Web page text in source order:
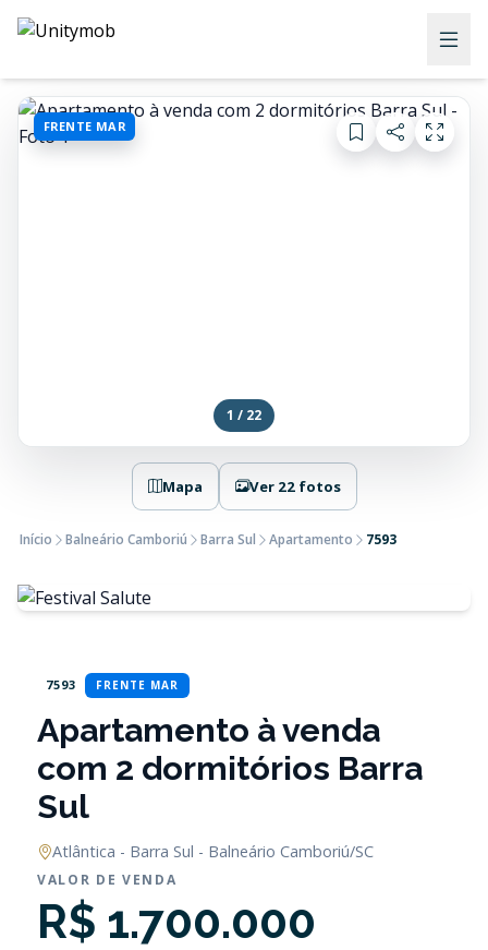
FRENTE MAR
1 / 22
Mapa Ver 22 fotos
Início Balneário Camboriú Barra Sul Apartamento 7593
7593 FRENTE MAR
Apartamento à venda
com 2 dormitórios Barra
Sul
Atlântica - Barra Sul - Balneário Camboriú/SC
VALOR DE VENDA
R$ 1.700.000